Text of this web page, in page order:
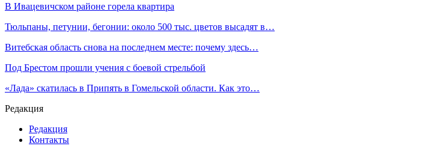
В Ивацевичском районе горела квартира
Тюльпаны, петунии, бегонии: около 500 тыс. цветов высадят в…
Витебская область снова на последнем месте: почему здесь…
Под Брестом прошли учения с боевой стрельбой
«Лада» скатилась в Припять в Гомельской области. Как это…
Редакция
Редакция
Контакты